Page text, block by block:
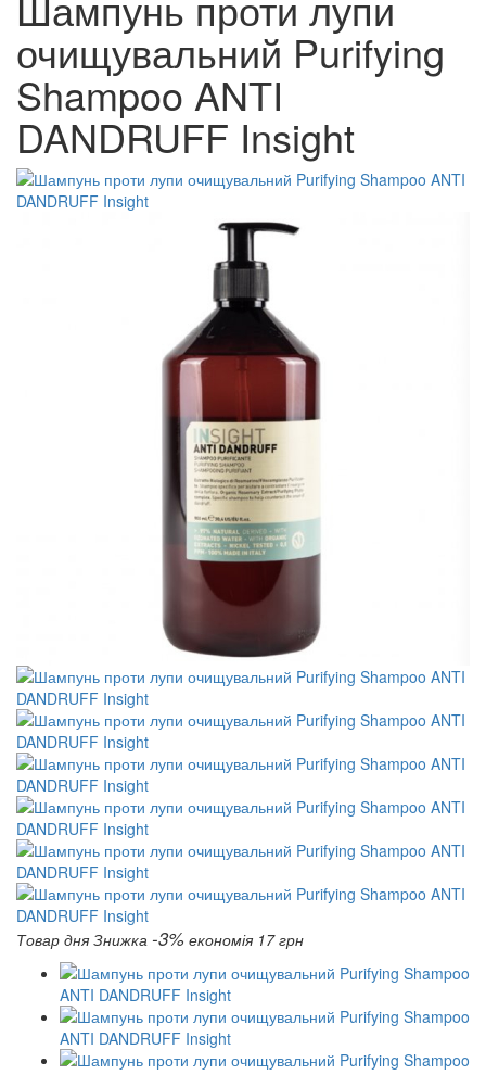
очищувальний Purifying
Shampoo ANTI
DANDRUFF Insight
Товар дня Знижка -3% економія 17 грн